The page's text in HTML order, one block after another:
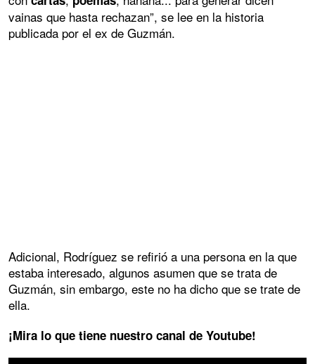
vainas que hasta rechazan”, se lee en la historia
publicada por el ex de Guzmán.
Adicional, Rodríguez se refirió a una persona en la que
estaba interesado, algunos asumen que se trata de
Guzmán, sin embargo, este no ha dicho que se trate de
ella.
¡Mira lo que tiene nuestro canal de Youtube!